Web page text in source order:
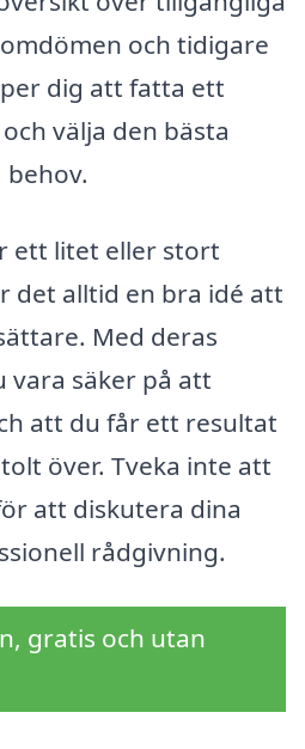
och tidigare
dig att fatta ett
välja den bästa
ett litet eller stort
det alltid en bra idé att
Med deras
vara säker på att
att du får ett resultat
över. Tveka inte att
att diskutera dina
rådgivning.
gratis och utan